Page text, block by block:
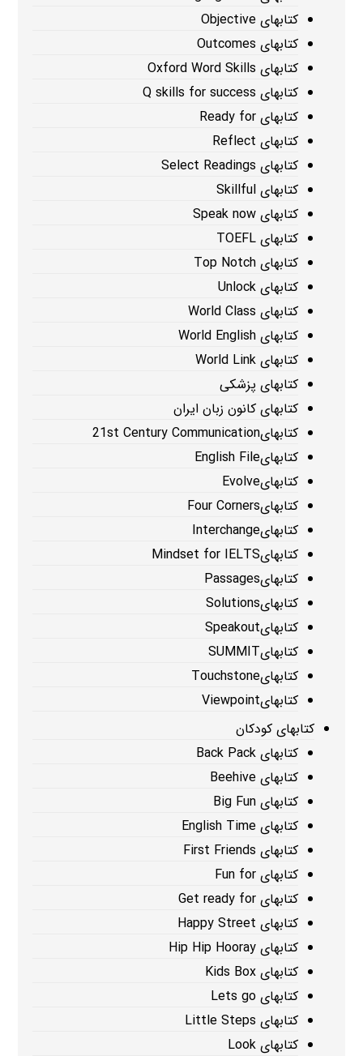
کتابهای Objective
کتابهای Outcomes
کتابهای Oxford Word Skills
کتابهای Q skills for success
کتابهای Ready for
کتابهای Reflect
کتابهای Select Readings
کتابهای Skillful
کتابهای Speak now
کتابهای TOEFL
کتابهای Top Notch
کتابهای Unlock
کتابهای World Class
کتابهای World English
کتابهای World Link
کتابهای پزشکی
کتابهای کانون زبان ایران
کتابهای21st Century Communication
کتابهایEnglish File
کتابهایEvolve
کتابهایFour Corners
کتابهایInterchange
کتابهایMindset for IELTS
کتابهایPassages
کتابهایSolutions
کتابهایSpeakout
کتابهایSUMMIT
کتابهایTouchstone
کتابهایViewpoint
کتابهای کودکان
کتابهای Back Pack
کتابهای Beehive
کتابهای Big Fun
کتابهای English Time
کتابهای First Friends
کتابهای Fun for
کتابهای Get ready for
کتابهای Happy Street
کتابهای Hip Hip Hooray
کتابهای Kids Box
کتابهای Lets go
کتابهای Little Steps
کتابهای Look